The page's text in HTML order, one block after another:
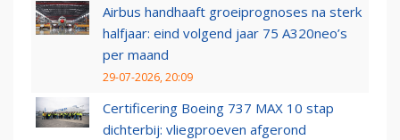
Airbus handhaaft groeiprognoses na sterk
halfjaar: eind volgend jaar 75 A320neo’s
per maand
29-07-2026, 20:09
Certificering Boeing 737 MAX 10 stap
dichterbij: vliegproeven afgerond